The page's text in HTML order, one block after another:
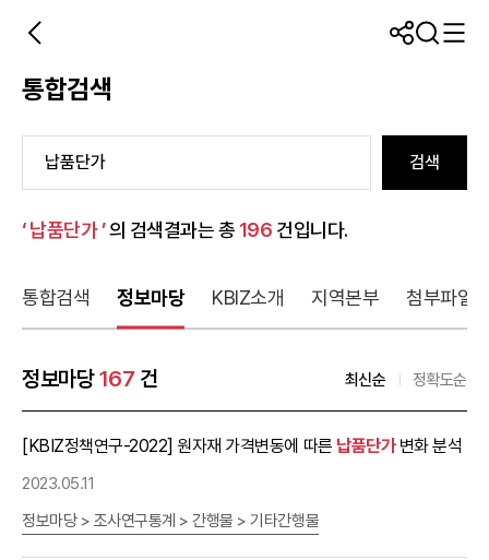
통합검색
검색
‘ 납품단가 ’의 검색결과는 총 196 건입니다.
통합검색 정보마당 KBIZ소개 지역본부 첨부파일
정보마당 167 건 최신순 정확도순
[KBIZ정책연구-2022] 원자재 가격변동에 따른 납품단가변화 분석
2023.05.11
정보마당 > 조사연구통계 > 간행물 > 기타간행물